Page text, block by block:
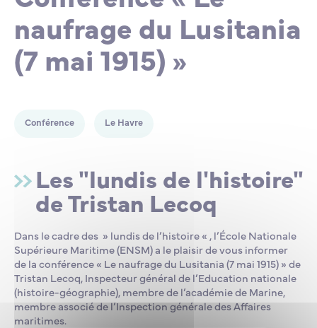
Lycée Professionnel Maritime de Bastia
Nos engagements
L’ENSM recrute
Contacts de la Recherche à l’ENSM
Évènements internationaux
Nos partenaires
La scolarité et la vie étudiante
Bourses d’études
Faire un don
naufrage du Lusitania
(7 mai 1915) »
Conférence Le Havre
Les "lundis de l'histoire"
de Tristan Lecoq
Dans le cadre des » lundis de l’histoire « , l’École Nationale
Supérieure Maritime (ENSM) a le plaisir de vous informer
de la conférence « Le naufrage du Lusitania (7 mai 1915) » de
Tristan Lecoq, Inspecteur général de l’Education nationale
(histoire-géographie), membre de l’académie de Marine,
membre associé de l’Inspection générale des Affaires
maritimes.